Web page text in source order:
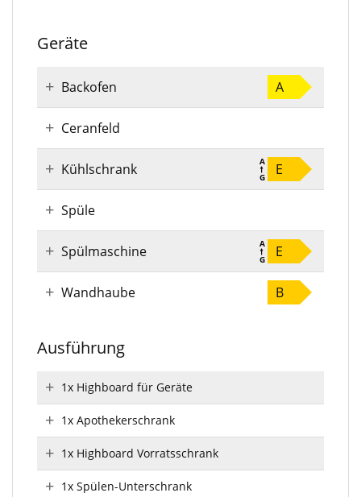
Geräte
Backofen A
Ceranfeld
Kühlschrank E
Spüle
Spülmaschine E
Wandhaube B
Ausführung
1x Highboard für Geräte
1x Apothekerschrank
1x Highboard Vorratsschrank
1x Spülen-Unterschrank